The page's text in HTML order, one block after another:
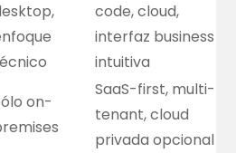
code, cloud,
interfaz business
intuitiva
on-
SaaS-first, multi-
tenant, cloud
privada opcional